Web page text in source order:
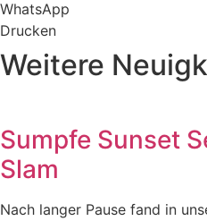
WhatsApp
Drucken
Weitere
Sumpfe Sunset
Slam
Nach langer Pause fand in